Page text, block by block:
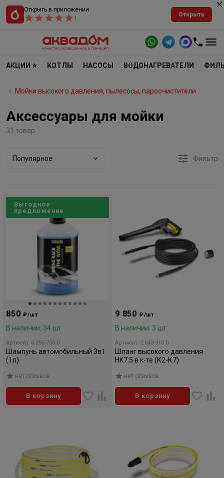
Открыть в приложении
1
Открыть
АКЦИИ ⭐ КОТЛЫ НАСОСЫ ВОДОНАГРЕВАТЕЛИ
Мойки высокого давления, пылесосы, пароочистители
Аксессуары для мойки
31 товар
Популярное Фильтр
850₽/шт
В наличии: 34 шт
Артикул: 6.295-750.0
Шампунь автомобильный 3в1
(1л)
нет отзывов
В корзину
Выгодное
предложение
9 850 ₽/шт
В наличии: 3 шт
Артикул: 2.643-910.0
Шланг высокого давления
HK7.5 в к-те (К2-К7)
нет отзывов
В корзину